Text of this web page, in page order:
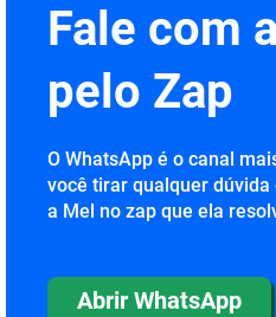
Fale com
pelo Zap
O WhatsApp é o canal
você tirar qualquer
a Mel no zap que ela
Abrir WhatsApp